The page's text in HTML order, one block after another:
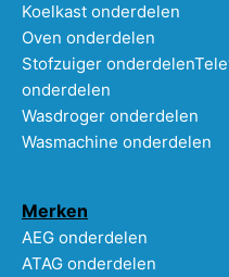
Koelkast onderdelen
Oven onderdelen
Stofzuiger onderdelen
onderdelen
Wasdroger onderdelen
Wasmachine onderdelen
Merken
AEG onderdelen
ATAG onderdelen